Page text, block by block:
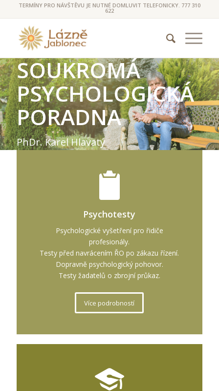
TERMÍNY PRO NÁVŠTĚVU JE NUTNÉ DOMLUVIT TELEFONICKY. 777 310
622
SOUKROMÁ
PSYCHOLOGICKÁ
PORADNA
PhDr. Karel Hlavatý
Psychotesty
Psychologické vyšetření pro řidiče
profesionály.
Testy před navrácením ŘO po zákazu řízení.
Dopravně psychologický pohovor.
Testy žadatelů o zbrojní průkaz.
Více podrobností